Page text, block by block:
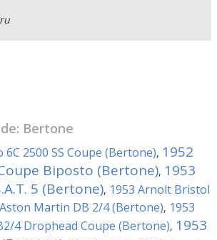
Bertone
6C 2500 SS Coupe (Bertone), 1952
Biposto (Bertone), 1953
5 (Bertone), 1953 Arnolt Bristol
Martin DB 2/4 (Bertone), 1953
4 Drophead Coupe (Bertone), 1953